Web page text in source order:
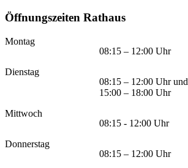
Öffnungszeiten Rathaus
Montag
08:15 – 12:00 Uhr
Dienstag
08:15 – 12:00 Uhr und
15:00 – 18:00 Uhr
Mittwoch
08:15 - 12:00 Uhr
Donnerstag
08:15 – 12:00 Uhr